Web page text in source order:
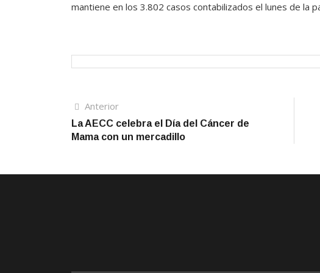
mantiene en los 3.802 casos contabilizados el lunes de la
Navegación
de
AnteriorArtículo
anterior
La AECC celebra el Día del Cáncer de
Mama con un mercadillo